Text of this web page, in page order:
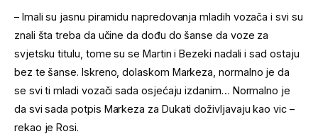
– Imali su jasnu piramidu napredovanja mladih vozača i svi su
znali šta treba da učine da dođu do šanse da voze za
svjetsku titulu, tome su se Martin i Bezeki nadali i sad ostaju
bez te šanse. Iskreno, dolaskom Markeza, normalno je da
se svi ti mladi vozači sada osjećaju izdanim… Normalno je
da svi sada potpis Markeza za Dukati doživljavaju kao vic –
rekao je Rosi.